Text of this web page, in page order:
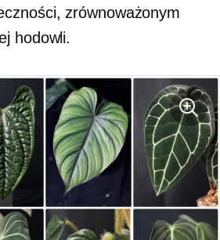
zrównoważonym
hodowli.